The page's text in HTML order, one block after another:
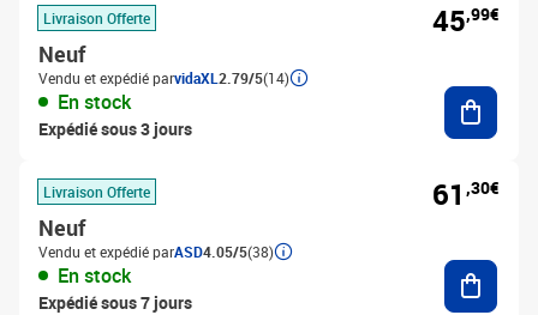
Livraison Offerte
Neuf
Vendu et expédié parvidaXL 2.79/5(14)
En stock
Expédié sous 3 jours
45,99€
Livraison Offerte
Neuf
Vendu et expédié parASD4.05/5(38)
En stock
Expédié sous 7 jours
61 ,30€